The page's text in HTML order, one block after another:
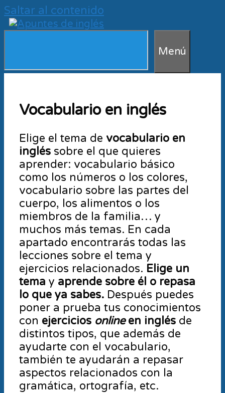
Saltar al contenido
Menú
Vocabulario en inglés
Elige el tema de vocabulario en
inglés sobre el que quieres
aprender: vocabulario básico
como los números o los colores,
vocabulario sobre las partes del
cuerpo, los alimentos o los
miembros de la familia… y
muchos más temas. En cada
apartado encontrarás todas las
lecciones sobre el tema y
ejercicios relacionados. Elige un
tema y aprende sobre él o repasa
lo que ya sabes. Después puedes
poner a prueba tus conocimientos
con ejercicios onlineen inglés de
distintos tipos, que además de
ayudarte con el vocabulario,
también te ayudarán a repasar
aspectos relacionados con la
gramática, ortografía, etc.